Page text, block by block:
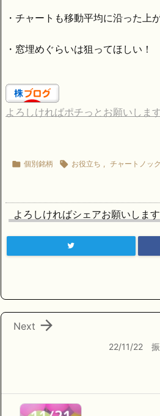
・チャートも移動平均に沿った上
・窓埋めぐらいは狙ってほしい！
よろしければポチっとお願いしま
 個別銘柄  お役立ち チャートノック
よろしければシェアお願いします
22/11/22 振

Next